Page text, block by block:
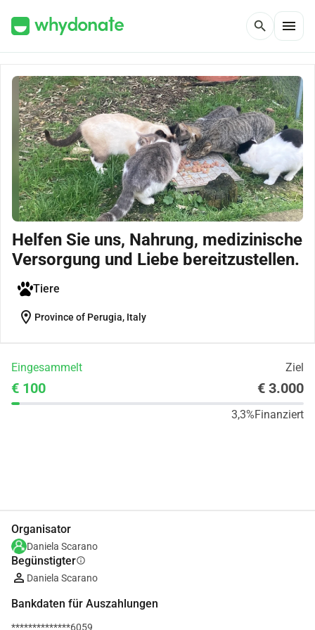
search menu
Helfen Sie uns, Nahrung, medizinische
Versorgung und Liebe bereitzustellen.
Tiere
location_on Province of Perugia, Italy
Eingesammelt Ziel
€ 100 € 3.000
3,3%Finanziert
Organisator
Daniela Scarano
Begünstigterinfo
Daniela Scarano
Bankdaten für Auszahlungen
**************6059